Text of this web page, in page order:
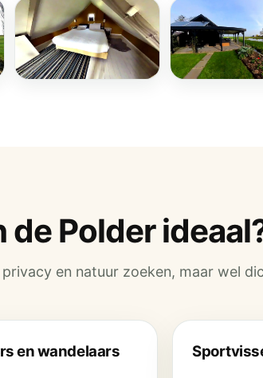
de Polder
en natuur zoeken, maar wel
en wandelaars